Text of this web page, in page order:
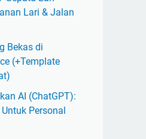
Lari & Jalan
Bekas di
(+Template
AI (ChatGPT):
Personal